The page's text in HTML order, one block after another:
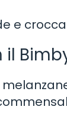
e
il